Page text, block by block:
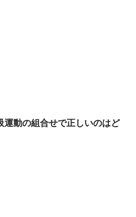
動の組合せで正しいのはど